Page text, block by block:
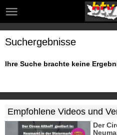
Suchergebnisse
Ihre Suche brachte keine
Empfohlene Videos und
Der